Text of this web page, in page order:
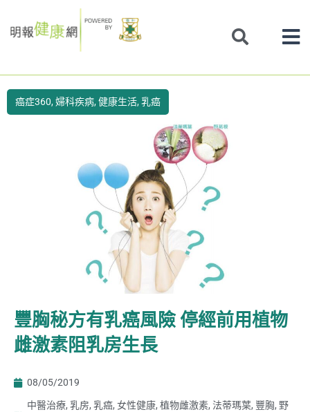
to
癌症360,婦科疾病,健康生活,乳癌
豐胸秘方有乳癌風險 停經前用植物
雌激素阻乳房生長
08/05/2019
中醫治療, 乳房, 乳癌, 女性健康, 植物雌激素, 法蒂瑪葉, 豐胸, 野